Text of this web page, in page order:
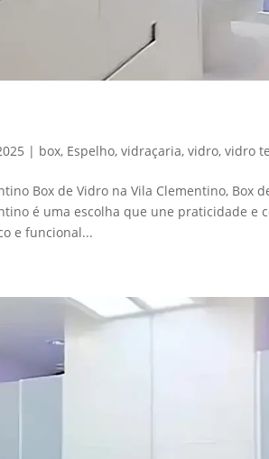
| box, Espelho,vidraçaria,vidro,vidro
Box de Vidro na Vila Clementino, Box
é uma escolha que une praticidade e
e funcional...